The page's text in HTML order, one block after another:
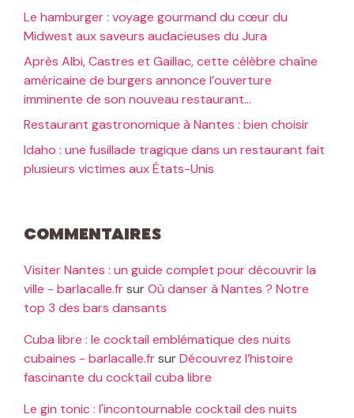
Le hamburger : voyage gourmand du cœur du
Midwest aux saveurs audacieuses du Jura
Après Albi, Castres et Gaillac, cette célèbre chaîne
américaine de burgers annonce l’ouverture
imminente de son nouveau restaurant…
Restaurant gastronomique à Nantes : bien choisir
Idaho : une fusillade tragique dans un restaurant fait
plusieurs victimes aux États-Unis
Commentaires
Visiter Nantes : un guide complet pour découvrir la
ville - barlacalle.frsurOù danser à Nantes ? Notre
top 3 des bars dansants
Cuba libre : le cocktail emblématique des nuits
cubaines - barlacalle.frsurDécouvrez l’histoire
fascinante du cocktail cuba libre
Le gin tonic : l'incontournable cocktail des nuits